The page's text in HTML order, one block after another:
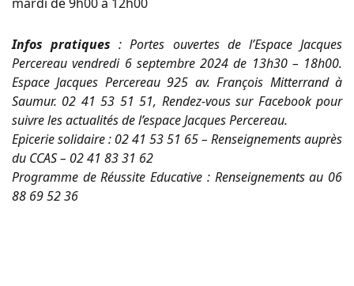
Infos pratiques : Portes ouvertes de l’Espace Jacques
Percereau vendredi 6 septembre 2024 de 13h30 – 18h00.
Espace Jacques Percereau 925 av. François Mitterrand à
Saumur. 02 41 53 51 51, Rendez-vous sur Facebook pour
suivre les actualités de l’espace Jacques Percereau.
Epicerie solidaire : 02 41 53 51 65 – Renseignements auprès
du CCAS – 02 41 83 31 62
Programme de Réussite Educative : Renseignements au 06
88 69 52 36